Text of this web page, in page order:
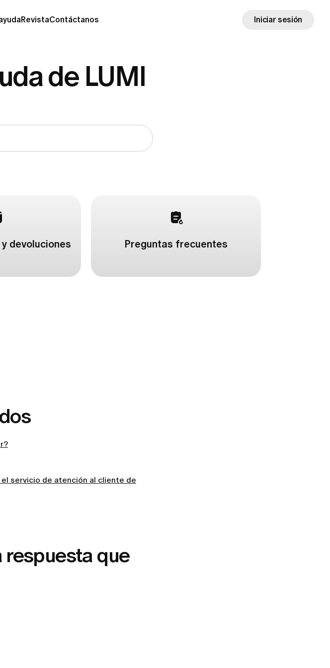
RevistaContáctanos Iniciar sesión
de LUMI
devoluciones Preguntas frecuentes
servicio de atención al cliente de
respuesta que